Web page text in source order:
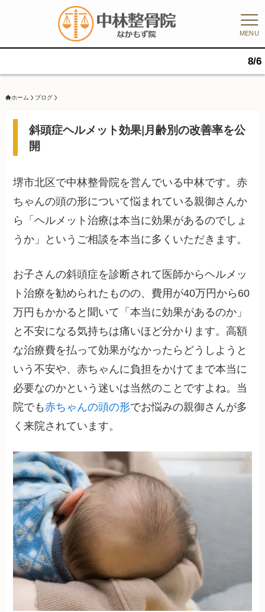
MENU
8/6（木）9時
ホーム ブログ
斜頭症ヘルメット効果|月齢別の改善率を公
開
堺市北区で中林整骨院を営んでいる中林です。赤
ちゃんの頭の形について悩まれている親御さんか
ら「ヘルメット治療は本当に効果があるのでしょ
うか」というご相談を本当に多くいただきます。
お子さんの斜頭症を診断されて医師からヘルメッ
ト治療を勧められたものの、費用が40万円から60
万円もかかると聞いて「本当に効果があるのか」
と不安になる気持ちは痛いほど分かります。高額
な治療費を払って効果がなかったらどうしようと
いう不安や、赤ちゃんに負担をかけてまで本当に
必要なのかという迷いは当然のことですよね。当
院でも赤ちゃんの頭の形でお悩みの親御さんが多
く来院されています。